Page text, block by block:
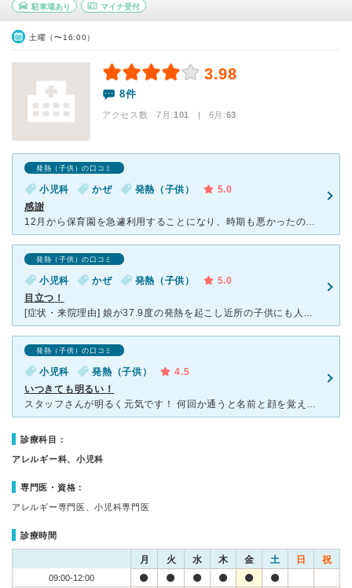
駐車場あり マイナ受付
土曜（〜16:00）
3.98
8件
アクセス数 7月:101 | 6月:63
発熱（子供）の口コミ
小児科 かぜ 発熱（子供）
5.0
感謝
12月から保育園を急遽利用することになり、時期も悪かったのか何度も風邪をもらい、自宅から近かったので去年の年末は何度もこちらの小児科に通いました。受診の際には、先生は血液検査をしてくれて説明も丁寧にし
発熱（子供）の口コミ
小児科 かぜ 発熱（子供）
5.0
目立つ！
[症状・来院理由] 娘が37.9度の発熱を起こし近所の子供にも人気があるくす小児科さんに初めての診察に来院させて頂きました。 今は当分行っていませんが初めて行った当時は真っ黄色の明るすぎる建物です
発熱（子供）の口コミ
小児科 発熱（子供）
4.5
いつきても明るい！
スタッフさんが明るく元気です！ 何回か通うと名前と顔を覚え頂き、いつもスタッフの方から声をかけて頂けます！ 先生は、とっても優しいですよ！ 注射はいつも 世界で一番痛くないように！ とか
診療科目：
アレルギー科、小児科
専門医・資格：
アレルギー専門医、小児科専門医
診療時間
月 火 水 木 金 土 日 祝
09:00-12:00